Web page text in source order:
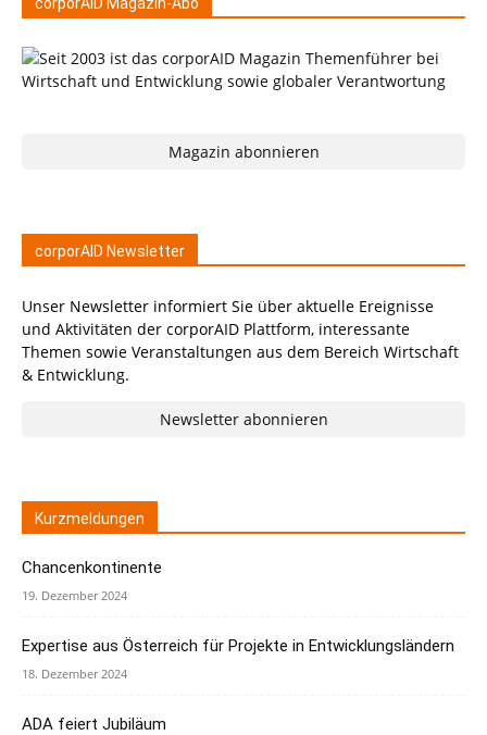
Magazin abonnieren
corporAID Newsletter
Unser Newsletter informiert Sie über aktuelle Ereignisse
und Aktivitäten der corporAID Plattform, interessante
Themen sowie Veranstaltungen aus dem Bereich Wirtschaft
& Entwicklung.
Newsletter abonnieren
Kurzmeldungen
Chancenkontinente
19. Dezember 2024
Expertise aus Österreich für Projekte in Entwicklungsländern
18. Dezember 2024
ADA feiert Jubiläum